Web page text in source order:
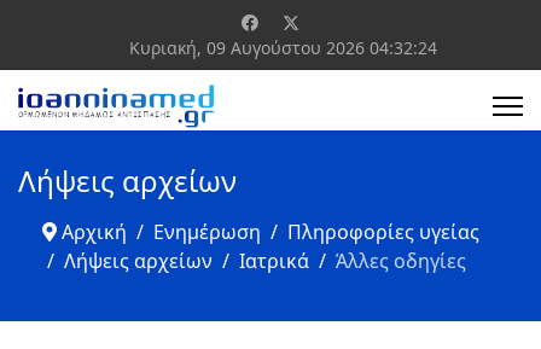
Κυριακή, 09 Αυγούστου 2026 04:32:24
Λήψεις αρχείων
Αρχική Ενημέρωση
Πληροφορίες υγείας
Λήψεις αρχείων
Ιατρικά Άλλες οδηγίες